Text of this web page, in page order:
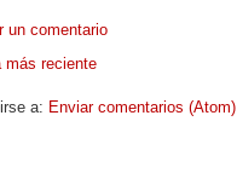
un comentario
más reciente
a: Enviar comentarios (Atom)